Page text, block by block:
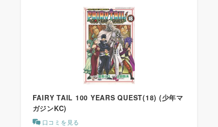
FAIRY TAIL 100 YEARS QUEST(18) (少年マ
ガジンKC)
口コミを見る